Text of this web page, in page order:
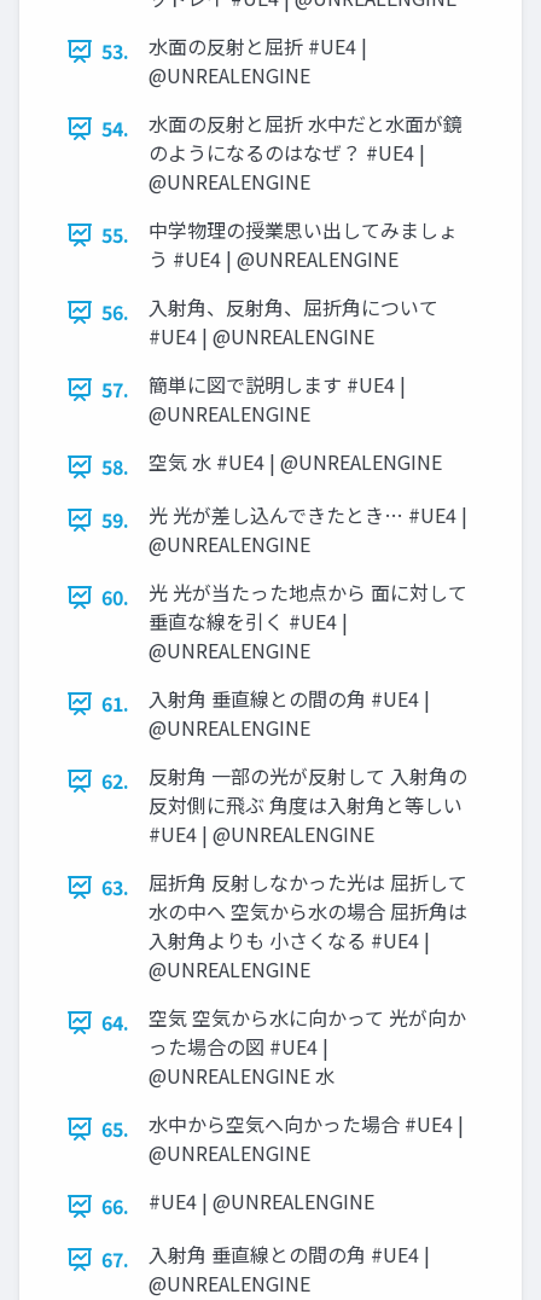
53.
水面の反射と屈折 #UE4 |
@UNREALENGINE
54.
水面の反射と屈折 水中だと水面が鏡
のようになるのはなぜ？ #UE4 |
@UNREALENGINE
55.
中学物理の授業思い出してみましょ
う #UE4 | @UNREALENGINE
56.
入射角、反射角、屈折角について
#UE4 | @UNREALENGINE
57.
簡単に図で説明します #UE4 |
@UNREALENGINE
58.
空気 水 #UE4 | @UNREALENGINE
59.
光 光が差し込んできたとき… #UE4 |
@UNREALENGINE
60.
光 光が当たった地点から 面に対して
垂直な線を引く #UE4 |
@UNREALENGINE
61.
入射角 垂直線との間の角 #UE4 |
@UNREALENGINE
62.
反射角 一部の光が反射して 入射角の
反対側に飛ぶ 角度は入射角と等しい
#UE4 | @UNREALENGINE
63.
屈折角 反射しなかった光は 屈折して
水の中へ 空気から水の場合 屈折角は
入射角よりも 小さくなる #UE4 |
@UNREALENGINE
64.
空気 空気から水に向かって 光が向か
った場合の図 #UE4 |
@UNREALENGINE 水
65.
水中から空気へ向かった場合 #UE4 |
@UNREALENGINE
66.
#UE4 | @UNREALENGINE
67.
入射角 垂直線との間の角 #UE4 |
@UNREALENGINE